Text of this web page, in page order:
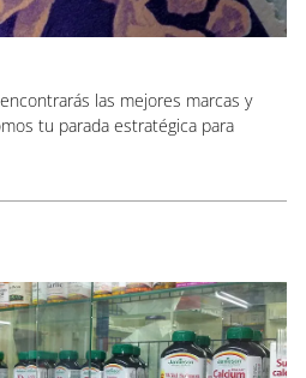
las mejores marcas y
tu parada estratégica para